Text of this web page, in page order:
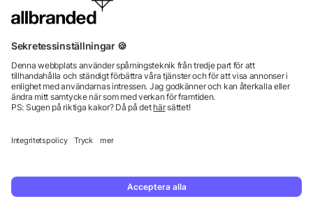
enbart till företag, institutioner, föreningar och
© 2026 allbranded GmbH.